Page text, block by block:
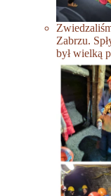
Zabrzu.
był wielką